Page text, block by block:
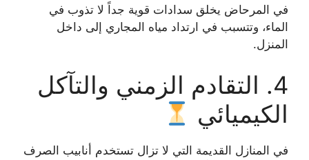
في المرحاض يخلق سدادات قوية جداً لا تذوب في
الماء، وتتسبب في ارتداد مياه المجاري إلى داخل
المنزل.
4. التقادم الزمني والتآكل
الكيميائي
في المنازل القديمة التي لا تزال تستخدم أنابيب الصرف